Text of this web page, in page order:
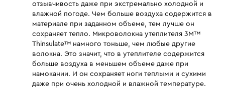
отзывчивость даже при экстремально холодной и
влажной погоде. Чем больше воздуха содержится в
материале при заданном объеме, тем лучше он
сохраняет тепло. Микроволокна утеплителя 3M™
Thinsulate™ намного тоньше, чем любые другие
волокна. Это значит, что в утеплителе содержится
больше воздуха в меньшем объеме даже при
намокании. И он сохраняет ноги теплыми и сухими
даже при очень холодной и влажной температуре.